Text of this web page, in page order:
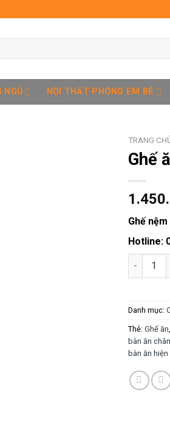
NGỦ NỘI THẤT PHÒNG EM BÉ
TRANG
Ghế
Ghế
Hotline:
Ghế ăn
Danh mục:
Thẻ: Ghế ăn
bàn ăn
bàn ăn hiện